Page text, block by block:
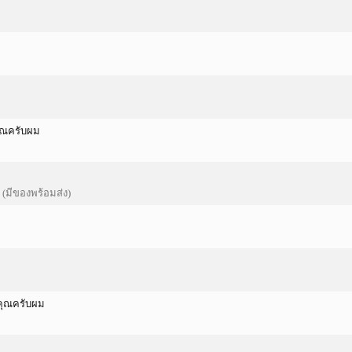
ณครับผม
(มีของพร้อมส่ง)
คุณครับผม